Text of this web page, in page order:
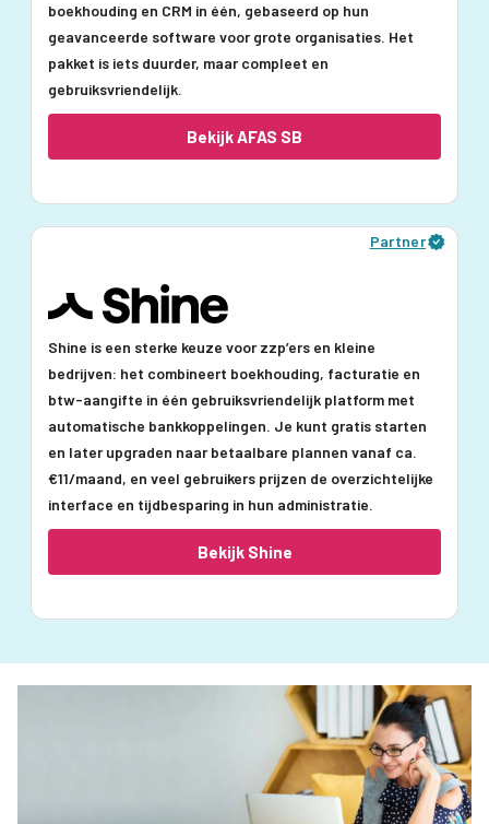
boekhouding en CRM in één, gebaseerd op hun
geavanceerde software voor grote organisaties. Het
pakket is iets duurder, maar compleet en
gebruiksvriendelijk.
Bekijk AFAS SB
Partner
Shine is een sterke keuze voor zzp’ers en kleine
bedrijven: het combineert boekhouding, facturatie en
btw-aangifte in één gebruiksvriendelijk platform met
automatische bankkoppelingen. Je kunt gratis starten
en later upgraden naar betaalbare plannen vanaf ca.
€11/maand, en veel gebruikers prijzen de overzichtelijke
interface en tijdbesparing in hun administratie.
Bekijk Shine